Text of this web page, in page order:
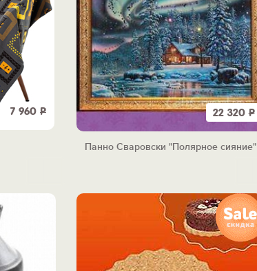
7 960 Р 22 320Р
Панно Сваровски "Полярное сияние"